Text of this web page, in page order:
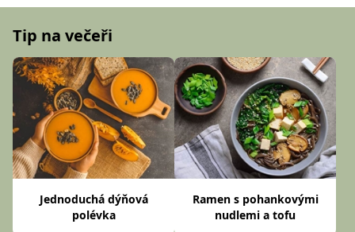
Tip na večeři
Jednoduchá dýňová
polévka
Ramen s pohankovými
nudlemi a tofu